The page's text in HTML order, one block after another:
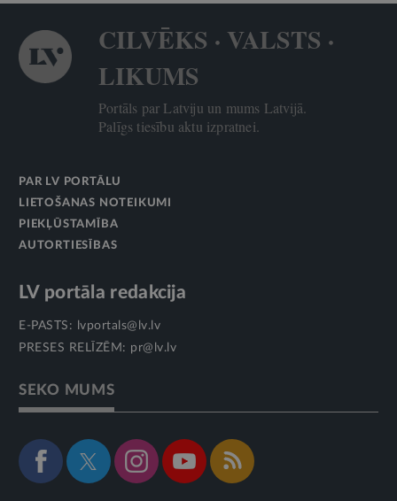
CILVĒKS · VALSTS ·
LIKUMS
Portāls par Latviju un mums Latvijā.
Palīgs tiesību aktu izpratnei.
PAR LV PORTĀLU
LIETOŠANAS NOTEIKUMI
PIEKĻŪSTAMĪBA
AUTORTIESĪBAS
LV portāla redakcija
E-PASTS:
lvportals@lv.lv
PRESES RELĪZĒM: pr@lv.lv
SEKO MUMS